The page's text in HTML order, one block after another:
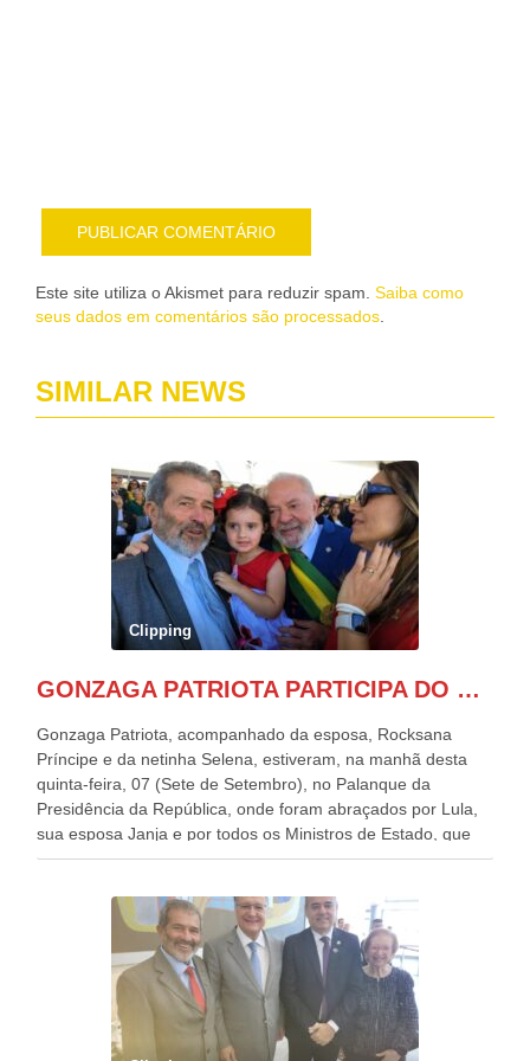
Este site utiliza o Akismet para reduzir spam. Saiba como
seus dados em comentários são processados
SIMILAR NEWS
Clipping
GONZAGA PATRIOTA PARTICIPA DO DESFILE DA INDEPENDÊNCIA NO PALANQUE DA PRESIDÊNCIA DA REPÚBLICA E É ABRAÇADO POR LULA E POR GERALDO ALCKMIN.
Gonzaga Patriota, acompanhado da esposa, Rocksana
Príncipe e da netinha Selena, estiveram, na manhã desta
quinta-feira, 07 (Sete de Setembro), no Palanque da
Presidência da República, onde foram abraçados por Lula,
sua esposa Janja e por todos os Ministros de Estado, que
estavam presentes, nos Desfiles da Independência da
outros desfiles, na Esplanada dos Ministérios, disse ter sido
o deste ano, o maior e o mais organizado de todos. “Há
quatro décadas, como Patriota até no nome, participo
anualmente dos desfiles de Sete de Setembro, na
Esplanada dos Ministérios, em Brasília. Este ano, o governo
preparou espaços com cadeiras e coberturas, para 30.000